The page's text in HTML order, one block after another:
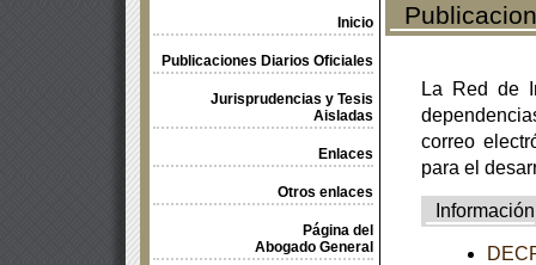
Inicio
Publicaciones Diarios Oficiales
Jurisprudencias y Tesis
Aisladas
Enlaces
Otros enlaces
Página del
Abogado General
La Red de
correo
para el
Información